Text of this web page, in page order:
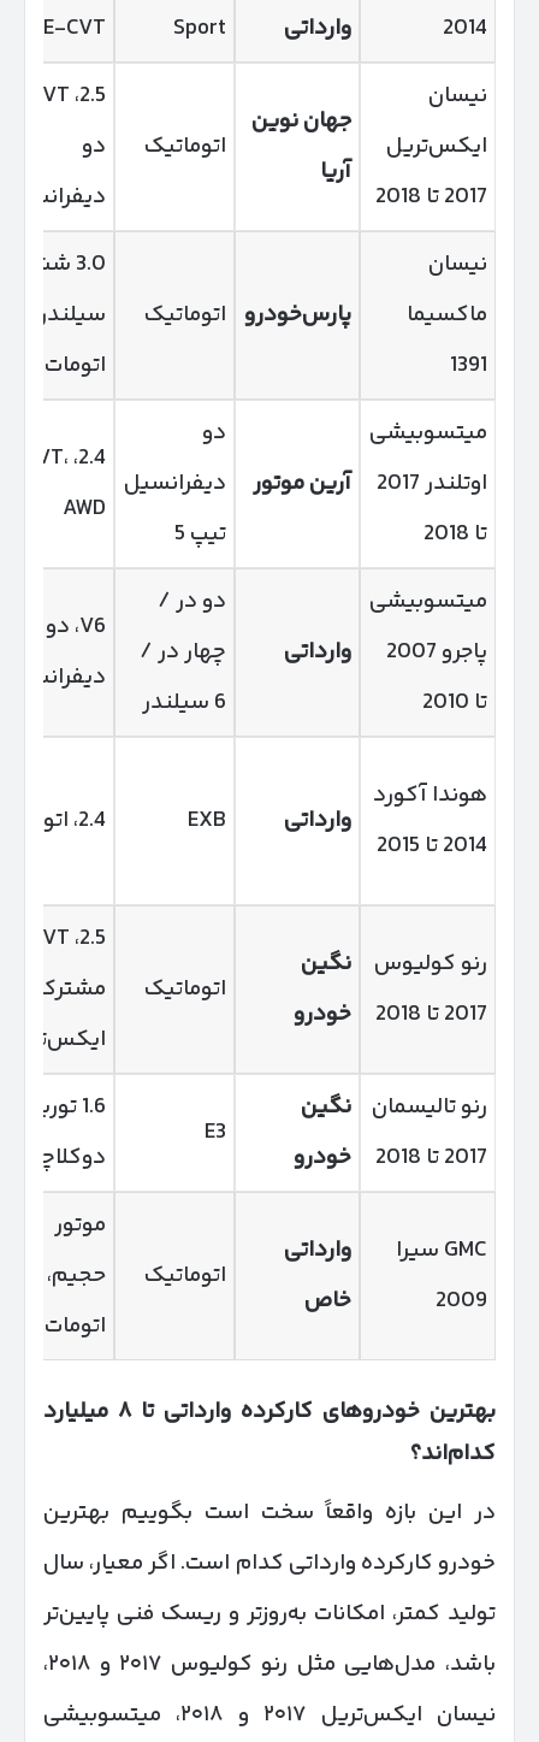
2014
وارداتی
Sport
E-CVT
نیسان
ایکس‌تریل
2017 تا 2018
جهان نوین
آریا
اتوماتیک
دو
دیفرانسیل
نیسان
ماکسیما
1391
پارس‌خودرو اتوماتیک
3.0 شش
سیلندر،
اتومات
میتسوبیشی
اوتلندر 2017
تا 2018
آرین موتور
دو
دیفرانسیل
تیپ 5
2.4، CVT،
AWD
میتسوبیشی
پاجرو 2007
تا 2010
وارداتی
دو در /
چهار در /
6 سیلندر
V6، دو
دیفرانسیل
هوندا آکورد
2014 تا 2015
وارداتی EXB 2.4، اتومات
رنو کولیوس
2017 تا 2018
نگین
خودرو
اتوماتیک
مشترک با
ایکس‌تریل
رنو تالیسمان
2017 تا 2018
نگین
خودرو
E3
1.6 توربو،
دوکلاچه
GMC سیرا
2009
وارداتی
خاص
اتوماتیک
موتور
حجیم،
اتومات
بهترین خودروهای کارکرده وارداتی تا۸ میلیارد
کدام‌اند؟
در این بازه واقعاً سخت است بگوییم بهترین
خودرو کارکرده وارداتی کدام است. اگر معیار، سال
تولید کمتر، امکانات به‌روزتر و ریسک فنی پایین‌تر
باشد، مدل‌هایی مثل رنو کولیوس ۲۰۱۷ و ۲۰۱۸،
نیسان ایکس‌تریل ۲۰۱۷ و ۲۰۱۸، میتسوبیشی